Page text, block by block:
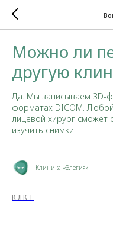
Можно ли
другую
Да. Мы записываем 3D-
форматах DICOM.
лицевой хирург
изучить снимки.
Клиника «Элегия»
КЛКТ